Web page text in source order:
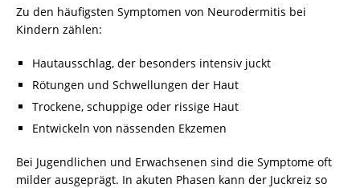
Zu den häufigsten Symptomen von Neurodermitis bei
Kindern zählen:
Hautausschlag, der besonders intensiv juckt
Rötungen und Schwellungen der Haut
Trockene, schuppige oder rissige Haut
Entwickeln von nässenden Ekzemen
Bei Jugendlichen und Erwachsenen sind die Symptome oft
milder ausgeprägt. In akuten Phasen kann der Juckreiz so